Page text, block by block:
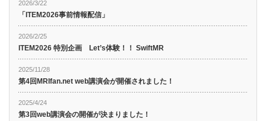
2026/3/22
「ITEM2026事前情報配信」
2026/2/25
ITEM2026 特別企画 Let’s体験！！ SwiftMR
2025/11/28
第4回MRIfan.net web講演会が開催されました！
2025/4/24
第3回web講演会の開催が決まりました！